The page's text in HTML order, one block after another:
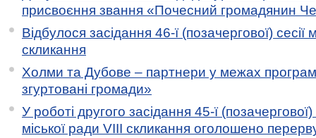
присвоєння звання «Почесний громадянин
Відбулося засідання 46-ї (позачергової) сесії
скликання
Холми та Дубове – партнери у межах
згуртовані громади»
У роботі другого засідання 45-ї (позачергової)
міської ради VIII скликання оголошено